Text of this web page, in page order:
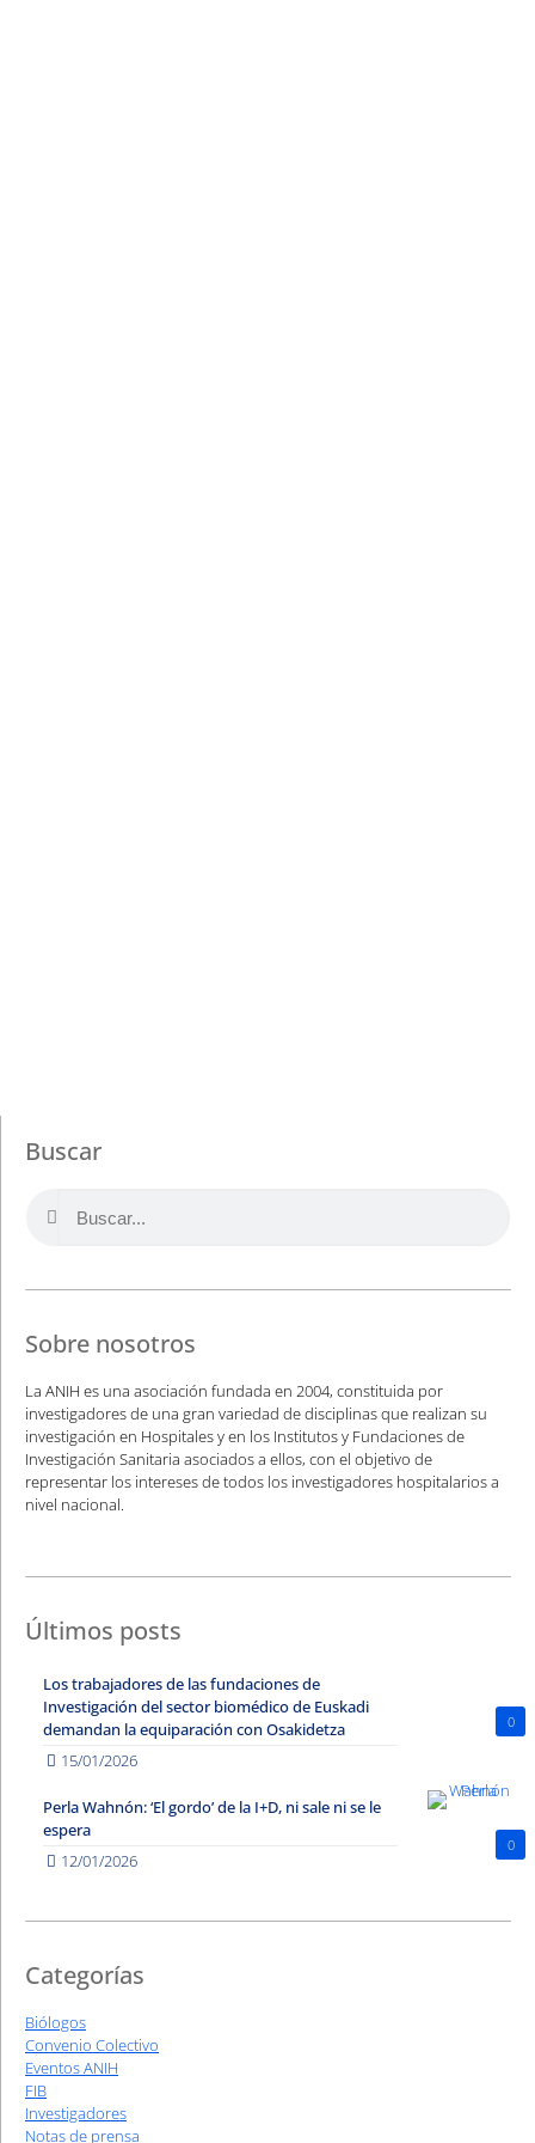
Buscar
Sobre nosotros
La ANIH es una asociación fundada en 2004, constituida por
investigadores de una gran variedad de disciplinas que realizan su
investigación en Hospitales y en los Institutos y Fundaciones de
Investigación Sanitaria asociados a ellos, con el objetivo de
representar los intereses de todos los investigadores hospitalarios a
nivel nacional.
Últimos posts
0
Los trabajadores de las fundaciones de
Investigación del sector biomédico de Euskadi
demandan la equiparación con Osakidetza
15/01/2026
0
Perla Wahnón: ‘El gordo’ de la I+D, ni sale ni se le
espera
12/01/2026
Categorías
Biólogos
Convenio Colectivo
Eventos ANIH
FIB
Investigadores
Notas de prensa